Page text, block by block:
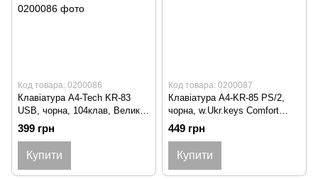
Код товара: 0200086
Клавіатура A4-Tech KR-83
USB, чорна, 104клав, Великий
Enter Comfort Rounded Edge
keyboard X-slim KR-83 USB
(Black)
399 грн
Купити
Код товара: 0200087
Клавіатура A4-KR-85 PS/2,
чорна, w.Ukr.keys Comfort
Rounded Edge keyboard KR-85
PS/2 (Black)
449 грн
Купити